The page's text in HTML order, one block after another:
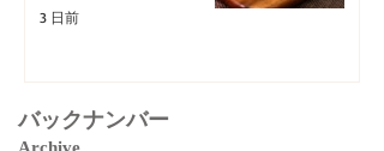
3 日前
バックナンバー